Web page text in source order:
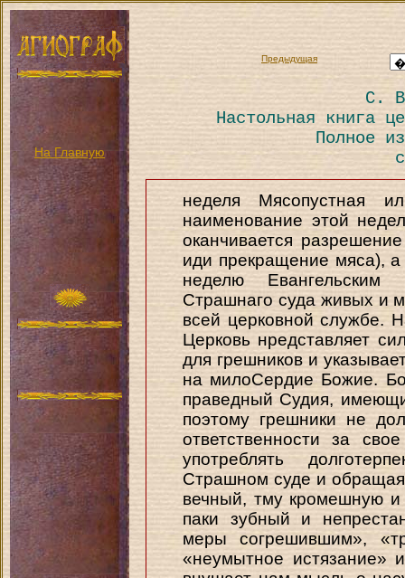
На Главную
Предыдущая
С.
Настольная книга
Полное
неделя Мясопустная
наименование этой
оканчивается
иди прекращение мяса),
неделю Евангельским
Страшнаго суда живых и
всей церковной службе.
Церковь нредставляет
для грешников и
на милоСердие Божие.
праведный Судия,
поэтому грешники не
ответственности за
употреблять
Страшном суде и
вечный, тму кромешную и
паки зубный и
меры согрешившим»,
«неумытное истязание»